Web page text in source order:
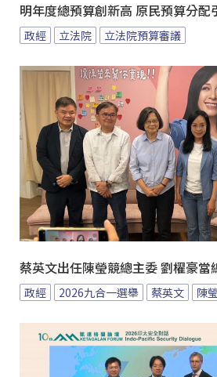
明年度總預算創新高 原民預算分配
政經 立法院 立法院預算審議
蔡英文出任陳瑩競總主委 劉櫂豪當
政經 2026九合一選舉 蔡英文 陳瑩